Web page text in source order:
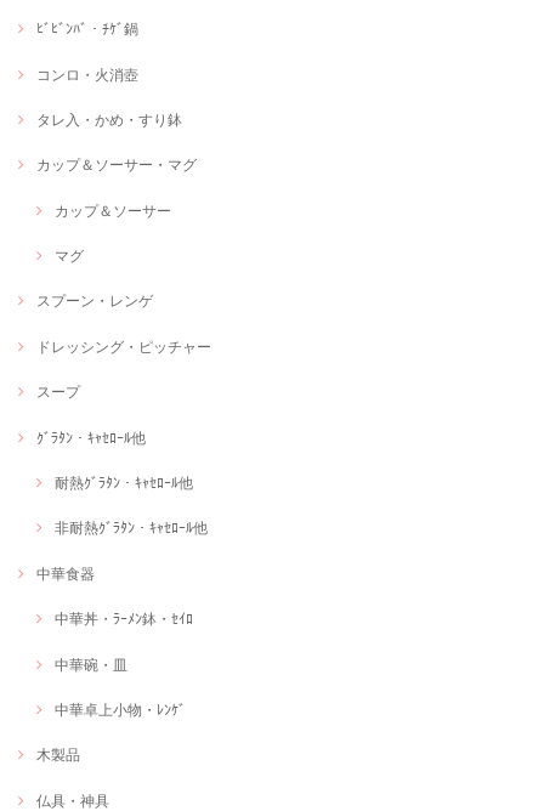
ﾋﾞﾋﾞﾝﾊﾞ・ﾁｹﾞ鍋
コンロ・火消壺
タレ入・かめ・すり鉢
カップ＆ソーサー・マグ
カップ＆ソーサー
マグ
スプーン・レンゲ
ドレッシング・ピッチャー
スープ
ｸﾞﾗﾀﾝ・ｷｬｾﾛｰﾙ他
耐熱ｸﾞﾗﾀﾝ・ｷｬｾﾛｰﾙ他
非耐熱ｸﾞﾗﾀﾝ・ｷｬｾﾛｰﾙ他
中華食器
中華丼・ﾗｰﾒﾝ鉢・ｾｲﾛ
中華碗・皿
中華卓上小物・ﾚﾝｹﾞ
木製品
仏具・神具